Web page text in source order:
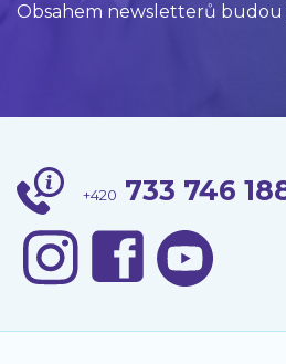
Obsahem newsletterů budou
+420 733 746